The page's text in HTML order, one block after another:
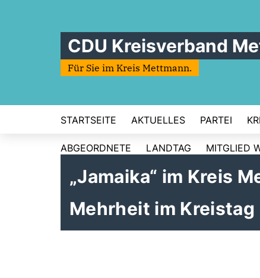
CDU Kreisverband
Für Sie im Kreis Mettmann.
STARTSEITE AKTUELLES PARTEI
ABGEORDNETE LANDTAG MITGLIED
Jamaika“ im Kreis
Mehrheit im Kreistag